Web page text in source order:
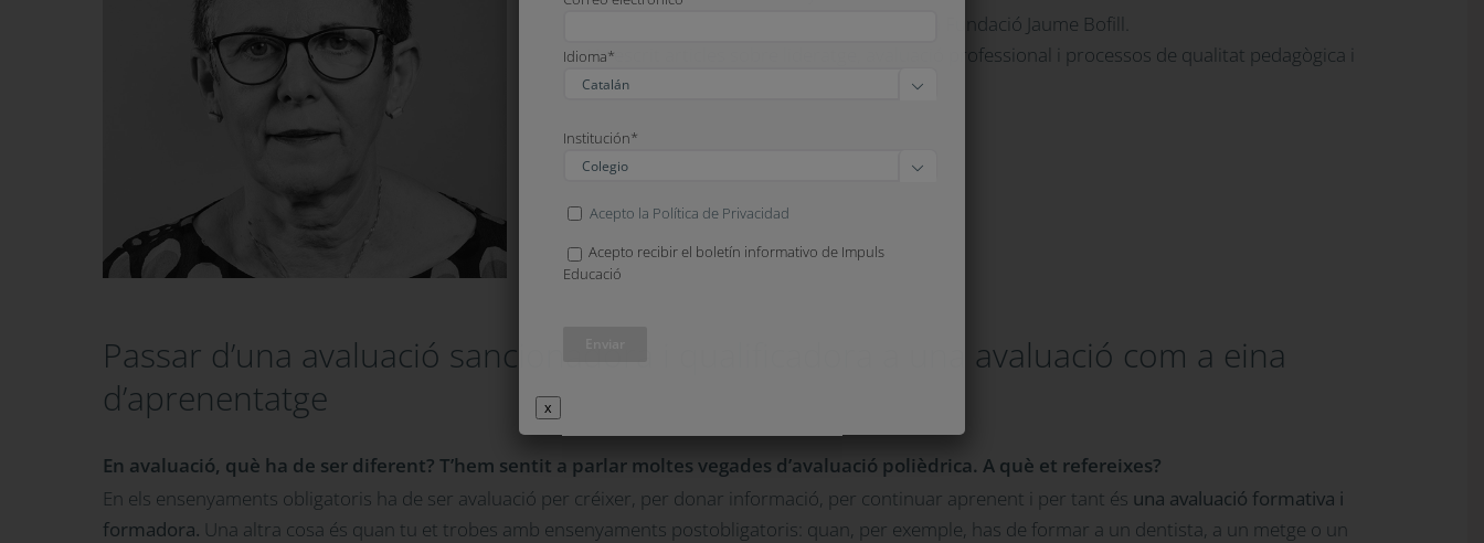
de la Fundació Jaume Bofill.
Ha escrit articles sobre lideratge, avaluació professional i processos de qualitat pedagògica i
educativa.
Passar d’una avaluació sancionadora i qualificadora a una avaluació com a eina
d’aprenentatge
En avaluació, què ha de ser diferent? T’hem sentit a parlar moltes vegades d’avaluació polièdrica. A què et refereixes?
En els ensenyaments obligatoris ha de ser avaluació per créixer, per donar informació, per continuar aprenent i per tant és una avaluació formativa i
formadora. Una altra cosa és quan tu et trobes amb ensenyaments postobligatoris: quan, per exemple, has de formar a un dentista, a un metge o un
Idioma*

Institución*

Acepto la Política de Privacidad
Acepto recibir el boletín informativo de Impuls
Educació
x